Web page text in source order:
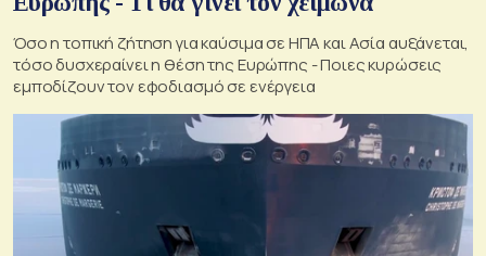
Όσο η τοπική ζήτηση για καύσιμα σε ΗΠΑ και Ασία αυξάνεται,
τόσο δυσχεραίνει η θέση της Ευρώπης - Ποιες κυρώσεις
εμποδίζουν τον εφοδιασμό σε ενέργεια